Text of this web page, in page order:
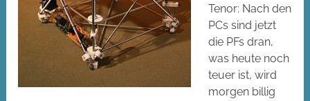
Tenor: Nach den
PCs sind jetzt
die PFs dran,
was heute noch
teuer ist, wird
morgen billig